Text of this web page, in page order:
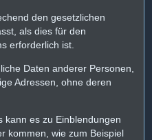
den gesetzlichen
als dies für den
erforderlich ist.
Daten anderer Personen,
Adressen, ohne deren
kann es zu Einblendungen
kommen, wie zum Beispiel